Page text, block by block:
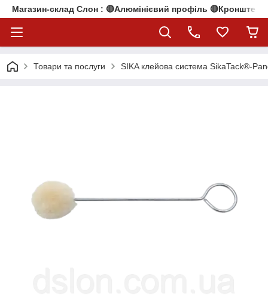
Магазин-склад Слон : 🔴Алюмінієвий профіль
Товари та послуги SIKA клейова система SikaTack®-